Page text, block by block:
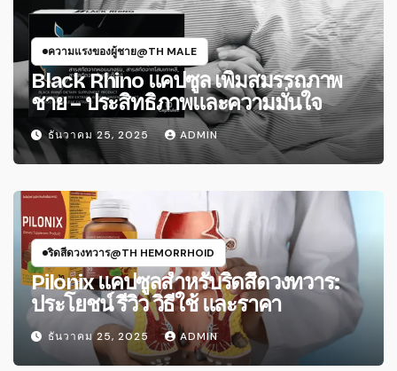
ความแรงของผู้ชาย@TH MALE
Black Rhino แคปซูล เพิ่มสมรรถภาพ
ชาย – ประสิทธิภาพและความมั่นใจ
ธันวาคม 25, 2025 ADMIN
ริดสีดวงทวาร@TH HEMORRHOID
Pilonix แคปซูลสำหรับริดสีดวงทวาร:
ประโยชน์ รีวิว วิธีใช้ และราคา
ธันวาคม 25, 2025 ADMIN